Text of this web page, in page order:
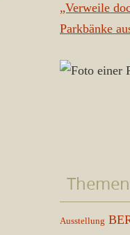
„Verweile
Parkbänke
Themen
Ausstellung